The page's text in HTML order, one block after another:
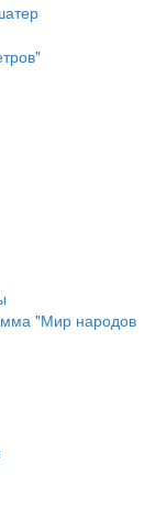
"Мир народов